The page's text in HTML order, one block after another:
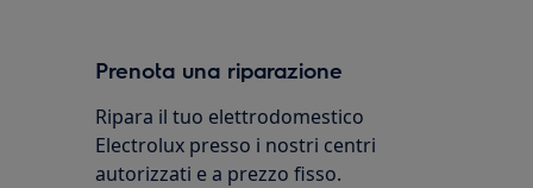
Prenota una riparazione
Ripara il tuo elettrodomestico
Electrolux presso i nostri centri
autorizzati e a prezzo fisso.